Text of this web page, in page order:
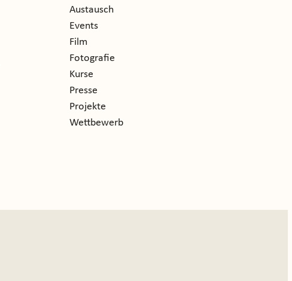
Austausch
Events
Film
Fotografie
Kurse
Presse
Projekte
Wettbewerb